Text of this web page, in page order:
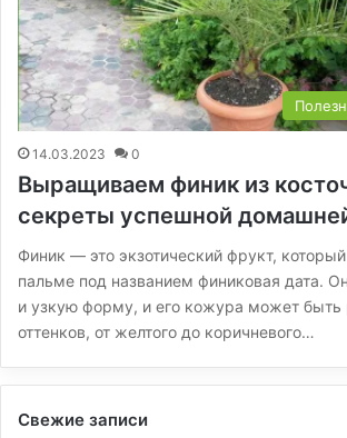
14.03.2023 0
Выращиваем финик из
секреты успешной
Финик — это экзотический фрукт,
пальме под названием финиковая дата.
и узкую форму, и его кожура может быть
оттенков, от желтого до коричневого…
Свежие записи